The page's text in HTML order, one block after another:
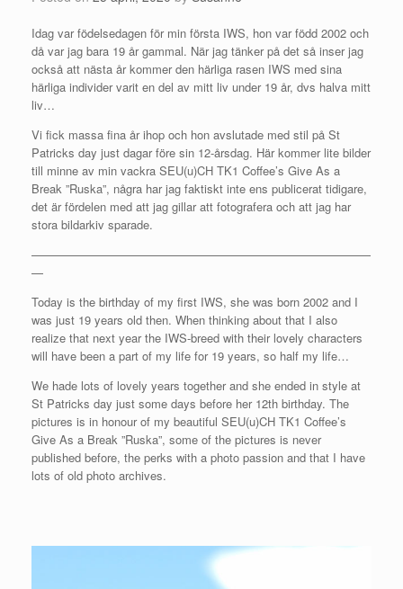
Idag var födelsedagen för min första IWS, hon var född 2002 och
då var jag bara 19 år gammal. När jag tänker på det så inser jag
också att nästa år kommer den härliga rasen IWS med sina
härliga individer varit en del av mitt liv under 19 år, dvs halva mitt
liv…
Vi fick massa fina år ihop och hon avslutade med stil på St
Patricks day just dagar före sin 12-årsdag. Här kommer lite bilder
till minne av min vackra SEU(u)CH TK1 Coffee’s Give As a
Break ”Ruska”, några har jag faktiskt inte ens publicerat tidigare,
det är fördelen med att jag gillar att fotografera och att jag har
stora bildarkiv sparade.
—————————————————————————————
—
Today is the birthday of my first IWS, she was born 2002 and I
was just 19 years old then. When thinking about that I also
realize that next year the IWS-breed with their lovely characters
will have been a part of my life for 19 years, so half my life…
We hade lots of lovely years together and she ended in style at
St Patricks day just some days before her 12th birthday. The
pictures is in honour of my beautiful SEU(u)CH TK1 Coffee’s
Give As a Break ”Ruska”, some of the pictures is never
published before, the perks with a photo passion and that I have
lots of old photo archives.